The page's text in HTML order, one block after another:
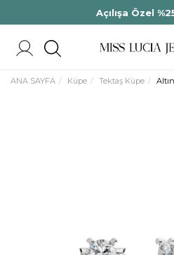
Açılışa Özel
ANA SAYFA Küpe Tektaş Küpe